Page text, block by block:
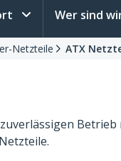
Wer sind
Netzteile ATX